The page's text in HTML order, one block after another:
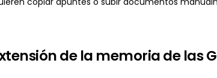
de la memoria de las